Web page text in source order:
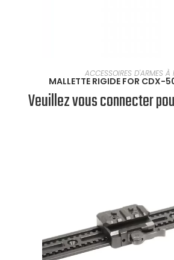
SÉLECTIONNER UNE
ACCESSOIRES D'ARMES À
MALLETTE RIGIDE FOR CDX-
Veuillez vous connecter